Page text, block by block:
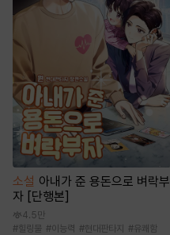
소설 아내가 준 용돈으로 벼락부
자 [단행본]
4.5만
# 힐링물 #이능력 #현대판타지 #유쾌함